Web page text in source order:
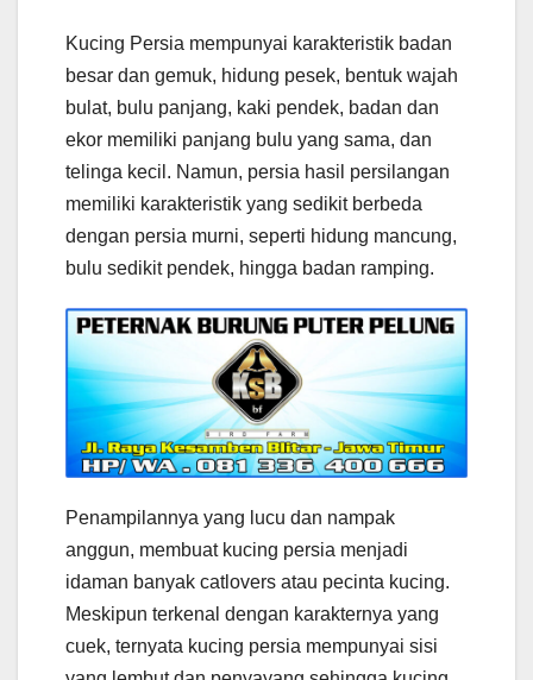
Kucing Persia mempunyai karakteristik badan
besar dan gemuk, hidung pesek, bentuk wajah
bulat, bulu panjang, kaki pendek, badan dan
ekor memiliki panjang bulu yang sama, dan
telinga kecil. Namun, persia hasil persilangan
memiliki karakteristik yang sedikit berbeda
dengan persia murni, seperti hidung mancung,
bulu sedikit pendek, hingga badan ramping.
Penampilannya yang lucu dan nampak
anggun, membuat kucing persia menjadi
idaman banyak catlovers atau pecinta kucing.
Meskipun terkenal dengan karakternya yang
cuek, ternyata kucing persia mempunyai sisi